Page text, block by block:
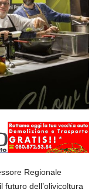
Regionale
futuro dell’olivicoltura